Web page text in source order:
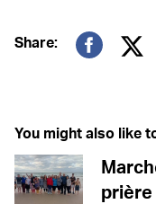
Share:
You might also like
prière